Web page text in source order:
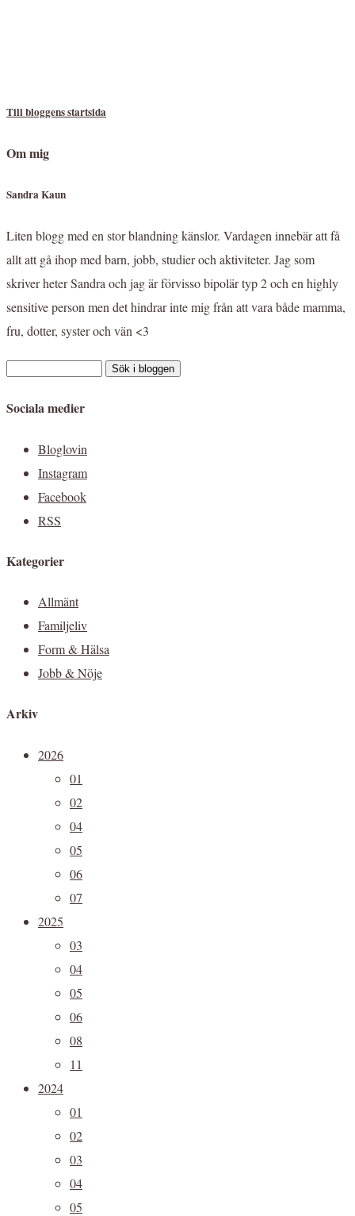
Till bloggens startsida
Om mig
Sandra Kaun
Liten blogg med en stor blandning känslor. Vardagen innebär att få
allt att gå ihop med barn, jobb, studier och aktiviteter. Jag som
skriver heter Sandra och jag är förvisso bipolär typ 2 och en highly
sensitive person men det hindrar inte mig från att vara både mamma,
fru, dotter, syster och vän <3
Sociala medier
Bloglovin
Instagram
Facebook
RSS
Kategorier
Allmänt
Familjeliv
Form & Hälsa
Jobb & Nöje
Arkiv
2026
01
02
04
05
06
07
2025
03
04
05
06
08
11
2024
01
02
03
04
05